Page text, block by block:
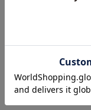
【Esther Bunny Little me
ets ROPE' PICNIC】ぬい
ぐるみ
¥2,745